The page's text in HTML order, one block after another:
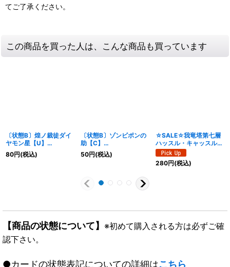
てご了承ください。
この商品を買った人は、こんな商品も買っています
〔状態B〕煌ノ裁徒ダイ
ヤモン星【U】
{24EX4PR23/PR60}
《光》
80円(税込)
〔状態B〕ゾンビポンの
助【C】
{23EX290/112}《無》
50円(税込)
☆SALE☆我竜塔第七層
ハッスル・キャッスル
【U】{26RP147/77}
《自然》
280円(税込)
【商品の状態について】 ※初めて購入される方は必ずご確
認下さい。
●カードの状態表記についての詳細はこちら